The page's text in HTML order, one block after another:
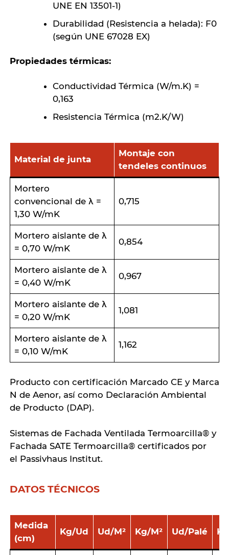
UNE EN 13501-1)
Durabilidad (Resistencia a helada): F0
(según UNE 67028 EX)
Propiedades térmicas:
Conductividad Térmica (W/m.K) =
0,163
Resistencia Térmica (m2.K/W)
Material de junta
Montaje con
tendeles continuos
Mortero
convencional de λ =
1,30 W/mK
0,715
Mortero aislante de λ
= 0,70 W/mK
0,854
Mortero aislante de λ
= 0,40 W/mK
0,967
Mortero aislante de λ
= 0,20 W/mK
1,081
Mortero aislante de λ
= 0,10 W/mK
1,162
Producto con certificación Marcado CE y Marca
N de Aenor, así como Declaración Ambiental
de Producto (DAP).
Sistemas de Fachada Ventilada Termoarcilla® y
Fachada SATE Termoarcilla® certificados por
el Passivhaus Institut.
DATOS TÉCNICOS
Medida
(cm)
Kg/Ud Ud/M² Kg/M² Ud/Palé